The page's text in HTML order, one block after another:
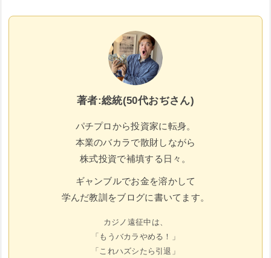
著者:総統(50代おぢさん)
パチプロから投資家に転身。
本業のバカラで散財しながら
株式投資で補填する日々。
ギャンブルでお金を溶かして
学んだ教訓をブログに書いてます。
カジノ遠征中は、
「もうバカラやめる！」
「これハズシたら引退」